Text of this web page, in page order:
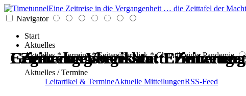
Eine Zeitreise in die Vergangenheit … die Zeittafel der
Navigator
Start
Aktuelles
Aktuelles * Termine * Seitenüberblick * Chronik einer Pandemie
Aktuelles / Termine
Leitartikel & TermineAktuelle MitteilungenRSS-Feed
Erinnerungswerkstatt:
Zeitzeugenberichte:
Gegen das Vergessen:
Erinnerungswerkstatt:
Zeitzeugenberichte:
Gegen das Vergessen: